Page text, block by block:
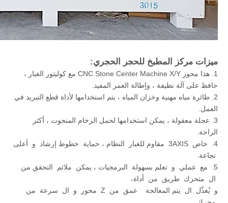
ميزات مركز المطبخ للحجر الحجري:
1. هذا محور CNC Stone Center Machine X/Y مع كوليتور الغبار ،
حافظ على آلة نظيفة ، وإطالة العمر المفيد.
2. طائرة مياه مهنية وخزان المياه ، يتم استخدامها لأداة قطع التبريد في
العمل.
3. عجلة معقولة ، يمكن استخدامها لحمل الرخام المنحوت ، أكثر
الراحة.
4. خاص 3AXIS مقاوم للغبار النظام ، حماية خطوط إرشاد و أعلى
نجاعة.
5. مع عملي و تعلم بسهولة البرمجيات ، يمكن ملائم التحقق من
ال متحرك طريق من أداة،
و يُعدِّل ال يتم المعالجة عمق من Z محور و ال سرعة من